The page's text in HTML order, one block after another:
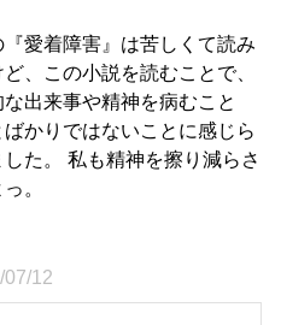
愛着障害』は苦しくて読み
、この小説を読むことで、
出来事や精神を病むこと
かりではないことに感じら
た。 私も精神を擦り減らさ
。
07/12